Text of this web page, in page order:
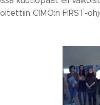
CIMO:n FIRST-